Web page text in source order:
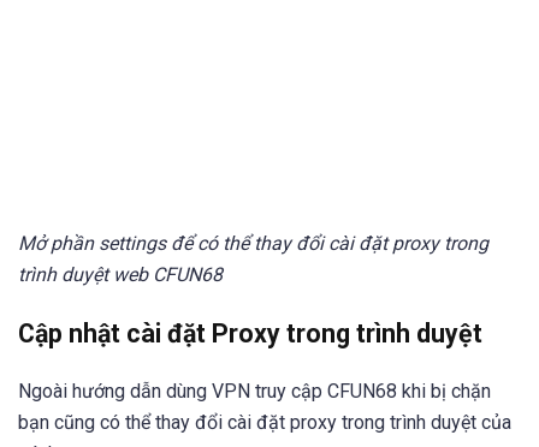
Mở phần settings để có thể thay đổi cài đặt proxy trong
trình duyệt web CFUN68
Cập nhật cài đặt Proxy trong trình duyệt
Ngoài hướng dẫn dùng VPN truy cập CFUN68 khi bị chặn
bạn cũng có thể thay đổi cài đặt proxy trong trình duyệt của